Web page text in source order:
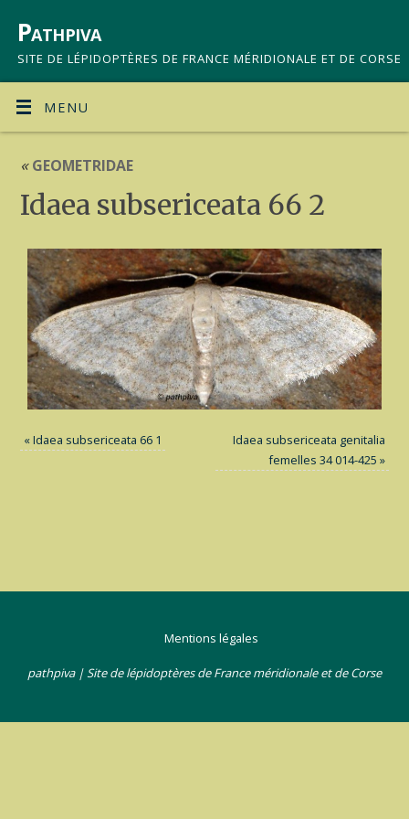
Pathpiva
SITE DE LÉPIDOPTÈRES DE FRANCE MÉRIDIONALE ET DE CORSE
MENU
«GEOMETRIDAE
Idaea subsericeata 66 2
«Idaea subsericeata 66 1
Idaea subsericeata genitalia
femelles 34 014-425 »
Mentions légales
pathpiva | Site de lépidoptères de France méridionale et de Corse